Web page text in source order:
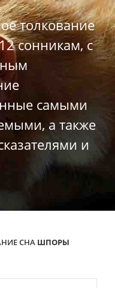
толкование
сонникам, с
самыми
а также
и
СНА ШПОРЫ